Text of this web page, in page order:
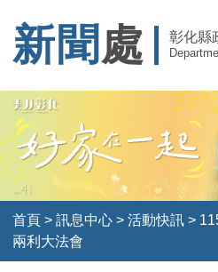
新聞 處 彰化縣
首頁 >訊息中心 >活動快訊 >
兩利大法會